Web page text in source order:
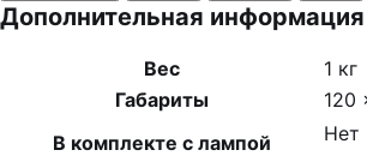
Дополнительная информация
Вес
1 кг
Габариты
120
В комплекте с лампой
Нет